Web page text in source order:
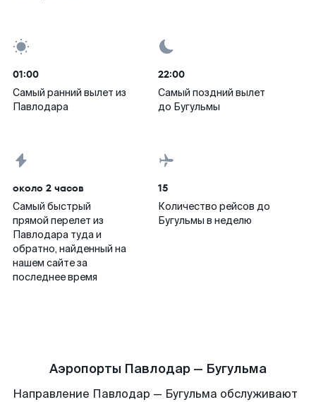
01:00
Самый ранний вылет из
Павлодара
22:00
Самый поздний вылет
до Бугульмы
около 2 часов
Самый быстрый
прямой перелет из
Павлодара туда и
обратно, найденный на
нашем сайте за
последнее время
15
Количество рейсов до
Бугульмы в неделю
Аэропорты Павлодар — Бугульма
Направление Павлодар — Бугульма обслуживают